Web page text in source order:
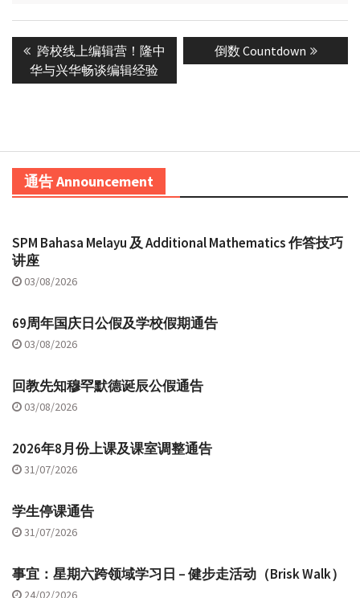
navigation
Previous
post:
跨校线上编辑营！隆中
华与兴华畅谈编辑经验
Next
post:
倒数 Countdown
通告 Announcement
SPM Bahasa Melayu 及 Additional Mathematics 作答技巧
讲座
03/08/2026
69周年国庆日公假及学校假期通告
03/08/2026
回教先知穆罕默德诞辰公假通告
03/08/2026
2026年8月份上课及课室调整通告
31/07/2026
学生停课通告
31/07/2026
事宜：星期六跨领域学习日 – 健步走活动（Brisk Walk）
24/02/2026